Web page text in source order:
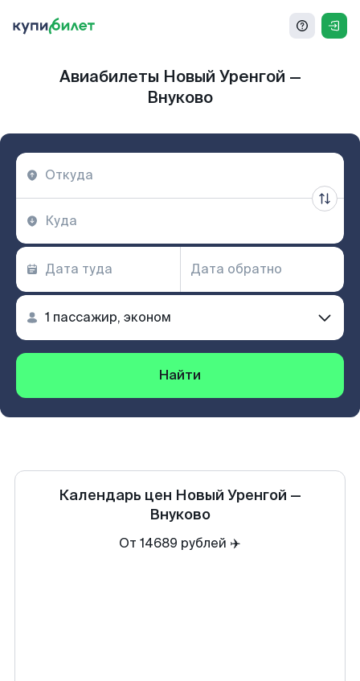
Авиабилеты Новый Уренгой —
Внуково
Найти
Календарь цен Новый Уренгой —
Внуково
От 14689 рублей ✈️